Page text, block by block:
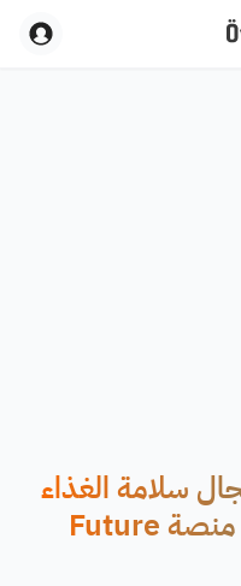
سلامة الغذاء
والنظافة الشخصية على منصة Future